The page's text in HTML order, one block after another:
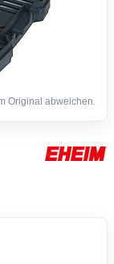
Original abweichen.